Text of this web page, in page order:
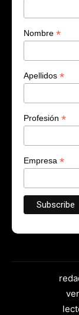
Nombre *
Apellidos *
Profesión *
Empresa *